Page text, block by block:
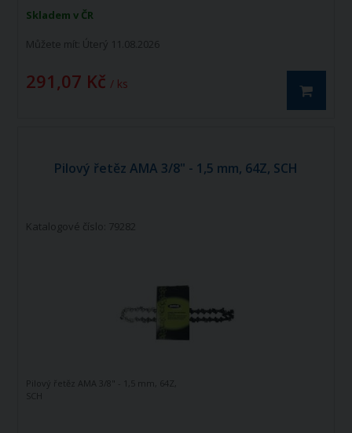
Skladem v ČR
Můžete mít: Úterý 11.08.2026
291,07 Kč / ks
Pilový řetěz AMA 3/8" - 1,5 mm, 64Z, SCH
Katalogové číslo: 79282
Pilový řetěz AMA 3/8" - 1,5 mm, 64Z,
SCH